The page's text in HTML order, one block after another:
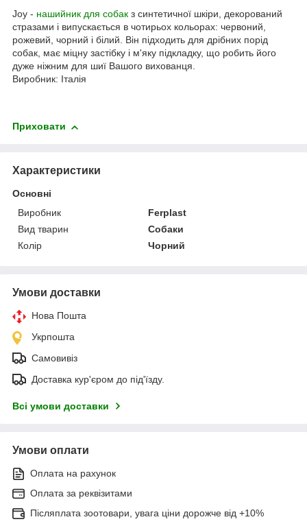
Joy - нашийник для собак з синтетичної шкіри, декорований
стразами і випускається в чотирьох кольорах: червоний,
рожевий, чорний і білий. Він підходить для дрібних порід
собак, має міцну застібку і м'яку підкладку, що робить його
дуже ніжним для шиї Вашого вихованця.
Виробник: Італія
Приховати
Характеристики
Основні
Виробник
Ferplast
Вид тварин
Собаки
Колір
Чорний
Умови доставки
Нова Пошта
Укрпошта
Самовивіз
Доставка кур'єром до під'їзду.
Всі умови доставки
Умови оплати
Оплата на рахунок
Оплата за реквізитами
Післяплата зоотовари, увага ціни дорожче від +10%